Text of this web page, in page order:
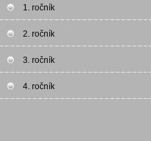
1. ročník
2. ročník
3. ročník
4. ročník